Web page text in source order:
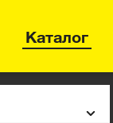
Каталог